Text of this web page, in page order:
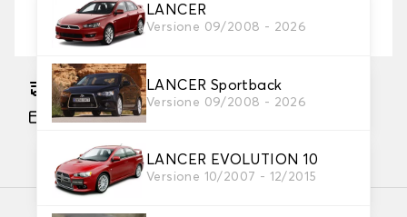
LANCER
Versione 09/2008 - 2026
LANCER Sportback
Versione 09/2008 - 2026
LANCER EVOLUTION 10
Versione 10/2007 - 12/2015
2. Livello di protezione
Scegli il telo protettivo adatto alle tue esigenze
Consegna gratuita stimata su 18/08/2026
Pagamento in 3x gratuito, a partire da 60 euro